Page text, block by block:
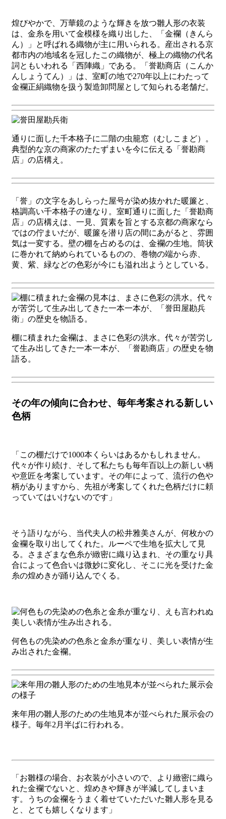
煌びやかで、万華鏡のような輝きを放つ雛人形の衣装
は、金糸を用いて金模様を織り出した、「金襴（きんら
ん）」と呼ばれる織物が主に用いられる。産出される京
都市内の地域名を冠したこの織物が、極上の織物の代名
詞ともいわれる「西陣織」である。「誉勘商店（こんか
んしょうてん）」は、室町の地で270年以上にわたって
金襴正絹織物を扱う製造卸問屋として知られる老舗だ。
通りに面した千本格子に二階の虫籠窓（むしこまど）。
典型的な京の商家のたたずまいを今に伝える「誉勘商
店」の店構え。
「誉」の文字をあしらった屋号が染め抜かれた暖簾と、
格調高い千本格子の連なり。室町通りに面した「誉勘商
店」の店構えは、一見、質素を旨とする京都の商家なら
ではの佇まいだが、暖簾を潜り店の間にあがると、雰囲
気は一変する。壁の棚を占めるのは、金襴の生地。筒状
に巻かれて納められているものの、巻物の端から赤、
黄、紫、緑などの色彩が今にも溢れ出ようとしている。
棚に積まれた金襴は、まさに色彩の洪水。代々が苦労し
て生み出してきた一本一本が、「誉勘商店」の歴史を物
語る。
その年の傾向に合わせ、毎年考案される新しい
色柄
「この棚だけで1000本くらいはあるかもしれません。
代々が作り続け、そして私たちも毎年百以上の新しい柄
や意匠を考案しています。その年によって、流行の色や
柄がありますから、先祖が考案してくれた色柄だけに頼
っていてはいけないのです」
そう語りながら、当代夫人の松井雅美さんが、何枚かの
金襴を取り出してくれた。ルーペで生地を拡大して見
る。さまざまな色糸が緻密に織り込まれ、その重なり具
合によって色合いは微妙に変化し、そこに光を受けた金
糸の煌めきが踊り込んでくる。
何色もの先染めの色糸と金糸が重なり、美しい表情が生
み出された金襴。
来年用の雛人形のための生地見本が並べられた展示会の
様子。毎年2月半ばに行われる。
「お雛様の場合、お衣装が小さいので、より緻密に織ら
れた金襴でないと、煌めきや輝きが半減してしまいま
す。うちの金襴をうまく着せていただいた雛人形を見る
と、とても嬉しくなります」